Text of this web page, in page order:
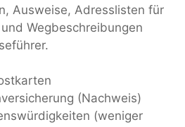
Ausweise, Adresslisten für
Wegbeschreibungen
(Nachweis)
(weniger